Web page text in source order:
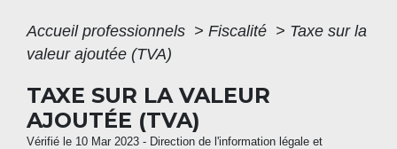
Accueil professionnels > Fiscalité > Taxe sur la
valeur ajoutée (TVA)
TAXE SUR LA VALEUR
AJOUTÉE (TVA)
Vérifié le 10 Mar 2023 - Direction de l'information légale et